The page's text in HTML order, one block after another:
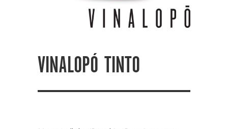
VINALOPÓ TINTO